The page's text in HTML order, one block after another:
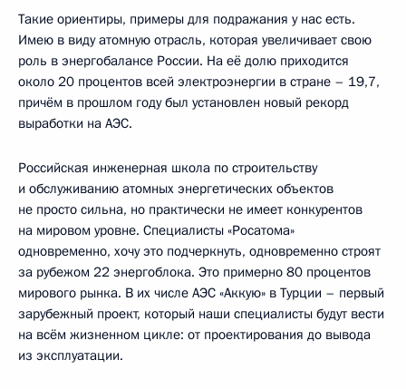
Такие ориентиры, примеры для подражания у нас есть.
Имею в виду атомную отрасль, которая увеличивает свою
роль в энергобалансе России. На её долю приходится
около 20 процентов всей электроэнергии в стране – 19,7,
причём в прошлом году был установлен новый рекорд
выработки на АЭС.
Российская инженерная школа по строительству
и обслуживанию атомных энергетических объектов
не просто сильна, но практически не имеет конкурентов
на мировом уровне. Специалисты «Росатома»
одновременно, хочу это подчеркнуть, одновременно строят
за рубежом 22 энергоблока. Это примерно 80 процентов
мирового рынка. В их числе АЭС «Аккую» в Турции – первый
зарубежный проект, который наши специалисты будут вести
на всём жизненном цикле: от проектирования до вывода
из эксплуатации.